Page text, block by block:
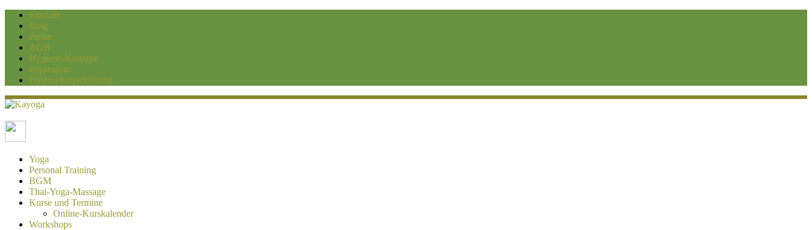
Kontakt
Blog
Preise
AGB
Hygiene-Konzept
Impressum
Datenschutzerklärung
Kayoga
Yoga und Personaltraining Duisburg
Yoga
Personal Training
BGM
Thai-Yoga-Massage
Kurse und Termine
Online-Kurskalender
Workshops